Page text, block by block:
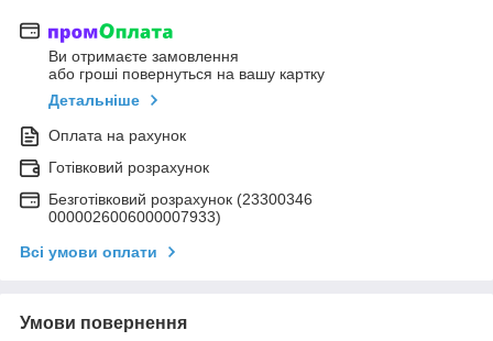
Ви отримаєте замовлення
або гроші повернуться на вашу картку
Детальніше
Оплата на рахунок
Готівковий розрахунок
Безготівковий розрахунок (23300346
0000026006000007933)
Всі умови оплати
Умови повернення